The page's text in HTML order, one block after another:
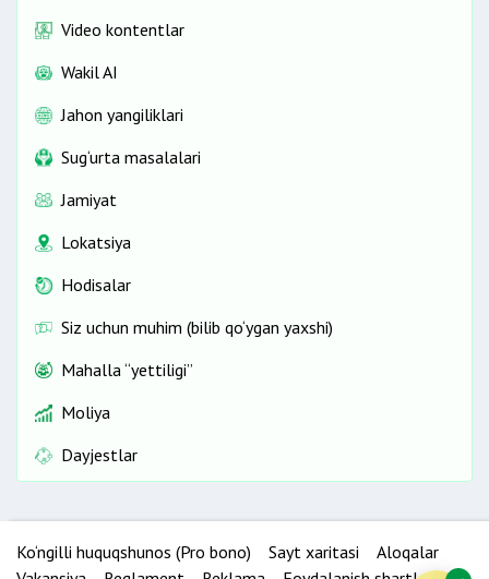
Video kontentlar
Wakil AI
Jahon yangiliklari
Sug‘urta masalalari
Jamiyat
Lokatsiya
Hodisalar
Siz uchun muhim (bilib qo‘ygan yaxshi)
Mahalla “yettiligi”
Moliya
Dayjestlar
Ko‘ngilli huquqshunos (Pro bono) Sayt xaritasi
Aloqalar